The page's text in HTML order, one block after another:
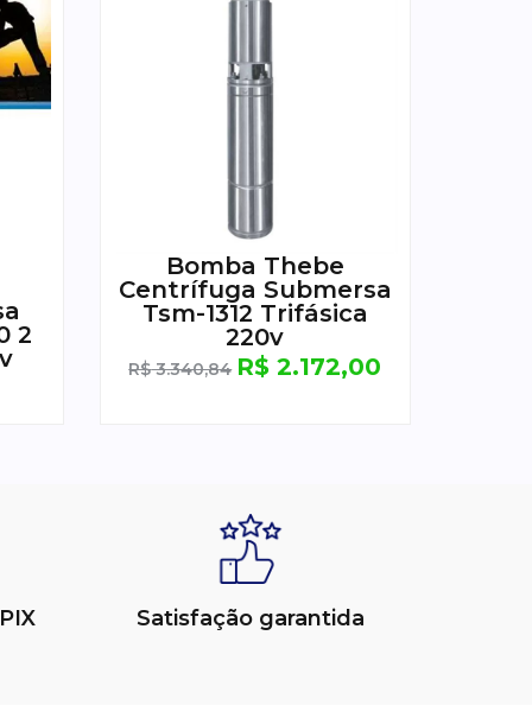
2
Bomba Thebe
Centrífuga Submersa
Tsm-1312 Trifásica
220v
R$3.340,84 R$ 2.172,00
Satisfação garantida